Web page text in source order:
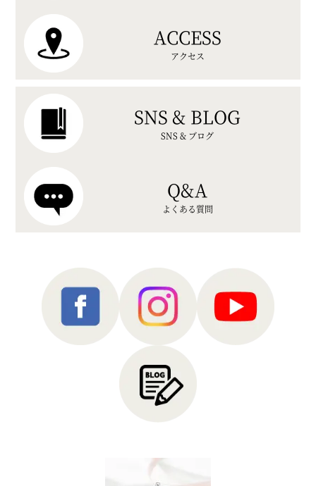
ACCESS
アクセス
SNS & BLOG
SNS & ブログ
Q&A
よくある質問